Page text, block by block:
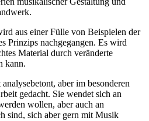
aus einer Fülle von Beispielen der
Prinzips nachgegangen. Es wird
Material durch veränderte
kann.
aber im besonderen
gedacht. Sie wendet sich an
wollen, aber auch an
sind, sich aber gern mit Musik